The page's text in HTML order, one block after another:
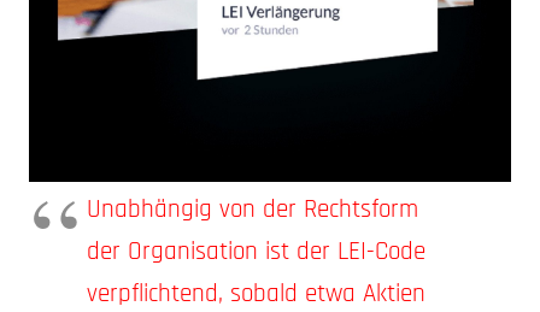
Unabhängig von der Rechtsform
der Organisation ist der LEI-Code
verpflichtend, sobald etwa Aktien